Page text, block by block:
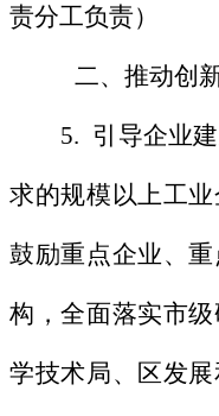
责分工负责）
二、推动创新
5. 引导企业
求的规模以上工
鼓励重点企业、
构，全面落实市
学技术局、区发